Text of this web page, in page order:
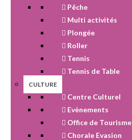
Pêche
Multi activités
Plongée
Roller
Tennis
Tennis de Table
CULTURE
Centre Culturel
Evènements
Office de Tourisme
Chorale Evasion